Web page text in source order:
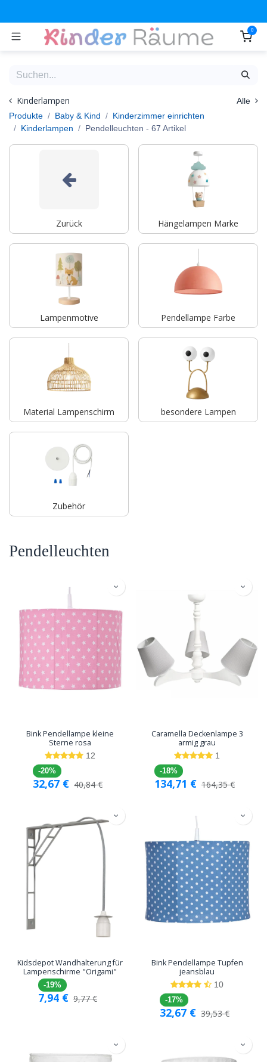
0
Kinderlampen
Alle
Produkte
Baby & Kind
Kinderzimmer einrichten
Kinderlampen
Pendelleuchten - 67 Artikel
Zurück Hängelampen Marke
Lampenmotive Pendellampe Farbe
Material Lampenschirm besondere Lampen
Zubehör
Pendelleuchten
Bink Pendellampe kleine
Sterne rosa
12
-20%
32,67 € 40,84€
Caramella Deckenlampe 3
armig grau
1
-18%
134,71 € 164,35€
Kidsdepot Wandhalterung für
Lampenschirme "Origami"
-19%
7,94 € 9,77€
Bink Pendellampe Tupfen
jeansblau
10
-17%
32,67 € 39,53€